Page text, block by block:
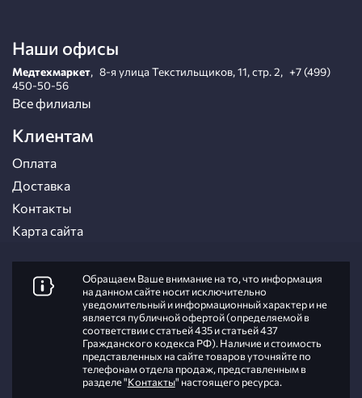
Наши офисы
Медтехмаркет, 8-я улица Текстильщиков, 11, стр. 2, +7 (499)
450-50-56
Все филиалы
Клиентам
Оплата
Доставка
Контакты
Карта сайта
Обращаем Ваше внимание на то, что информация
на данном сайте носит исключительно
уведомительный и информационный характер и не
является публичной офертой (определяемой в
соответствии с статьей 435 и статьей 437
Гражданского кодекса РФ). Наличие и стоимость
представленных на сайте товаров уточняйте по
телефонам отдела продаж, представленным в
разделе "Контакты" настоящего ресурса.